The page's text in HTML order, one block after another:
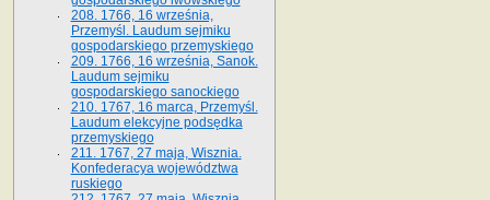
208. 1766, 16 września,
Przemyśl. Laudum sejmiku
gospodarskiego przemyskiego
209. 1766, 16 września, Sanok.
Laudum sejmiku
gospodarskiego sanockiego
210. 1767, 16 marca, Przemyśl.
Laudum elekcyjne podsędka
przemyskiego
211. 1767, 27 maja, Wisznia.
Konfederacya województwa
ruskiego